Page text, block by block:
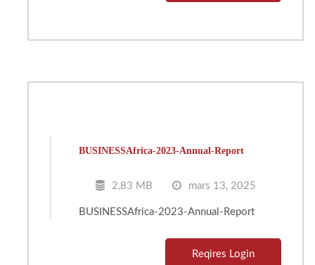
BUSINESSAfrica-2023-Annual-Report
2,83 MB mars 13, 2025
BUSINESSAfrica-2023-Annual-Report
Reqires Login